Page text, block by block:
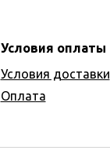
Условия оплаты
Условия доставки
Оплата